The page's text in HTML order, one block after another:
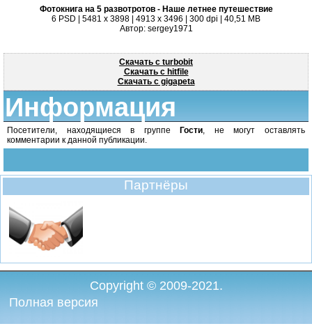
Фотокнига на 5 развотротов - Наше летнее путешествие
6 PSD | 5481 x 3898 | 4913 x 3496 | 300 dpi | 40,51 MB
Автор: sergey1971
Скачать с turbobit
Скачать с hitfile
Скачать с gigapeta
Информация
Посетители, находящиеся в группе Гости, не могут оставлять
комментарии к данной публикации.
Партнёры
Copyright © 2009-2021.
Полная версия